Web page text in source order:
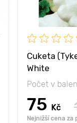
Cuketa
White
Počet v
75 Kč
Nejnižší cena za